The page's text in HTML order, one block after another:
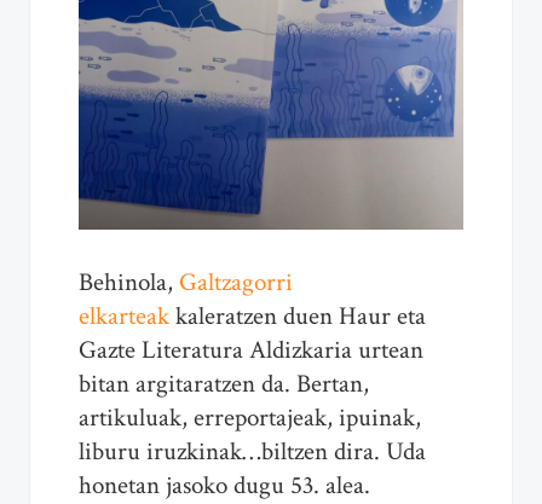
Behinola, Galtzagorri
elkarteakkaleratzen duen Haur eta
Gazte Literatura Aldizkaria urtean
bitan argitaratzen da. Bertan,
artikuluak, erreportajeak, ipuinak,
liburu iruzkinak…biltzen dira. Uda
honetan jasoko dugu 53. alea.